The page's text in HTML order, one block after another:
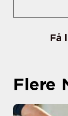
Få
Flere